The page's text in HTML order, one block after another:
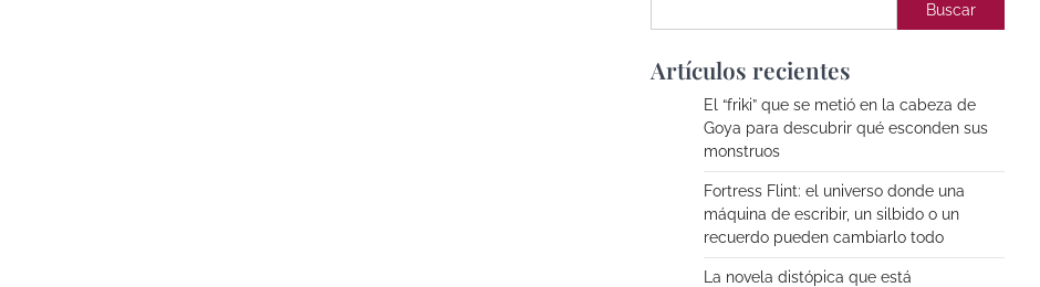
Buscar
Artículos recientes
El “friki” que se metió en la cabeza de
Goya para descubrir qué esconden sus
monstruos
Fortress Flint: el universo donde una
máquina de escribir, un silbido o un
recuerdo pueden cambiarlo todo
La novela distópica que está